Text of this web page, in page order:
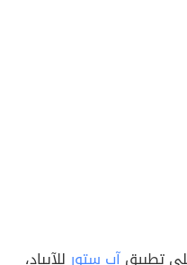
تطبيقآب ستورللآيباد،